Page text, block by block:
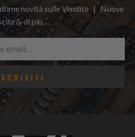
novità sulle Vendite | Nuove
& di più …